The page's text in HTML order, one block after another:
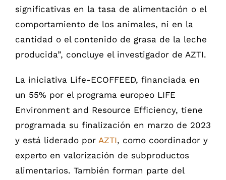
significativas en la tasa de alimentación o el
comportamiento de los animales, ni en la
cantidad o el contenido de grasa de la leche
producida”, concluye el investigador de AZTI.
La iniciativa Life-ECOFFEED, financiada en
un 55% por el programa europeo LIFE
Environment and Resource Efficiency, tiene
programada su finalización en marzo de 2023
y está liderado por AZTI, como coordinador y
experto en valorización de subproductos
alimentarios. También forman parte del